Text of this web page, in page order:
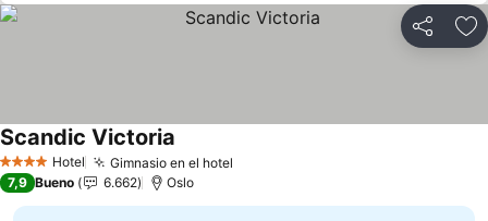
Compartir
4 EstrellasHotel Gimnasio en el hotel
Scandic Victoria
7,9 Bueno 6.662 Oslo